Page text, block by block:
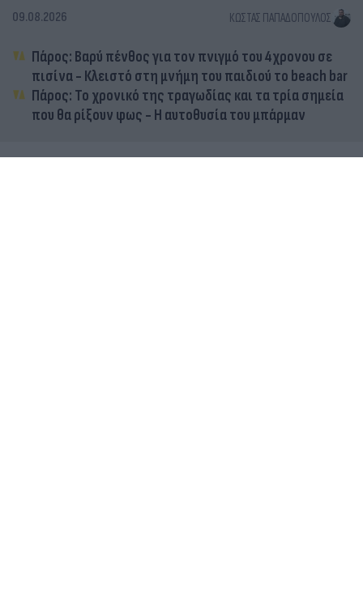
09.08.2026 ΚΏΣΤΑΣ ΠΑΠΑΔΌΠΟΥΛΟΣ
Πάρος: Βαρύ πένθος για τον πνιγμό του 4χρονου σε
πισίνα - Κλειστό στη μνήμη του παιδιού το beach bar
Πάρος: Το χρονικό της τραγωδίας και τα τρία σημεία
που θα ρίξουν φως - Η αυτοθυσία του μπάρμαν